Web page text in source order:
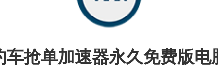
车抢单加速器永久免费版电